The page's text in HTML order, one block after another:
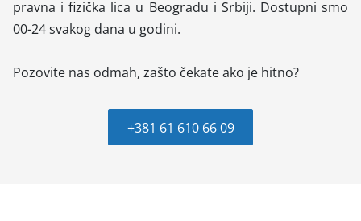
pravna i fizička lica u Beogradu i Srbiji. Dostupni smo
00-24 svakog dana u godini.
Pozovite nas odmah, zašto čekate ako je hitno?
+381 61 610 66 09